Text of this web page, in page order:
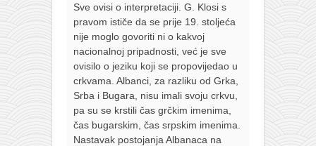
Sve ovisi o interpretaciji. G. Klosi s
pravom ističe da se prije 19. stoljeća
nije moglo govoriti ni o kakvoj
nacionalnoj pripadnosti, već je sve
ovisilo o jeziku koji se propovijedao u
crkvama. Albanci, za razliku od Grka,
Srba i Bugara, nisu imali svoju crkvu,
pa su se krstili čas grčkim imenima,
čas bugarskim, čas srpskim imenima.
Nastavak postojanja Albanaca na